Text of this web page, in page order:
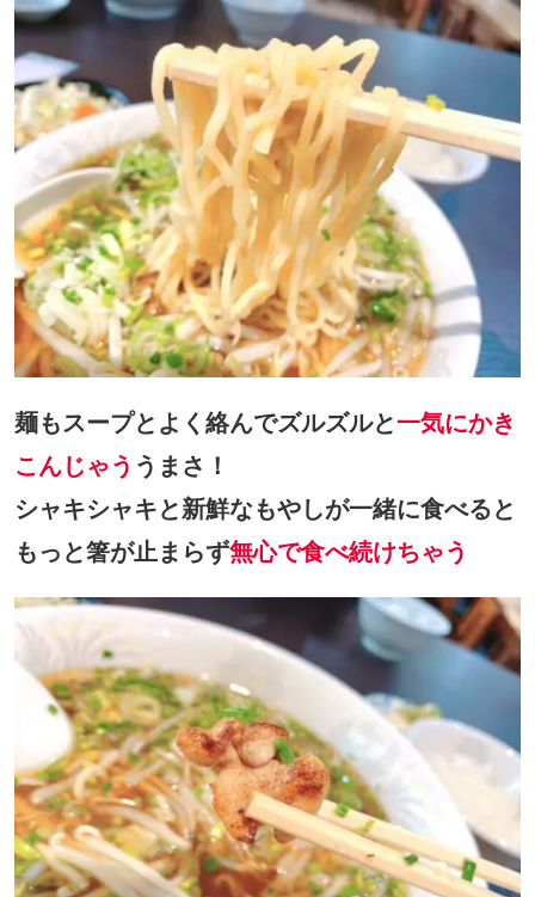
麺もスープとよく絡んでズルズルと一気にかき
こんじゃう うまさ！
シャキシャキと新鮮なもやしが一緒に食べると
もっと箸が止まらず無心で食べ続けちゃう